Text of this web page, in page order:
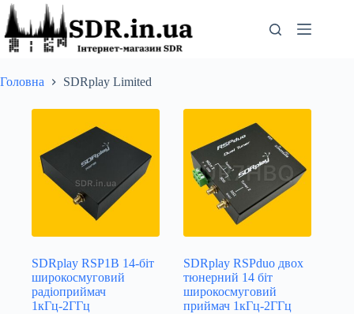
Перейти
до
вмісту
Головна SDRplay Limited
SDRplay RSP1B 14-біт
широкосмуговий
радіоприймач
1кГц-2ГГц
SDRplay RSPduo двох
тюнерний 14 біт
широкосмуговий
приймач 1кГц-2ГГц